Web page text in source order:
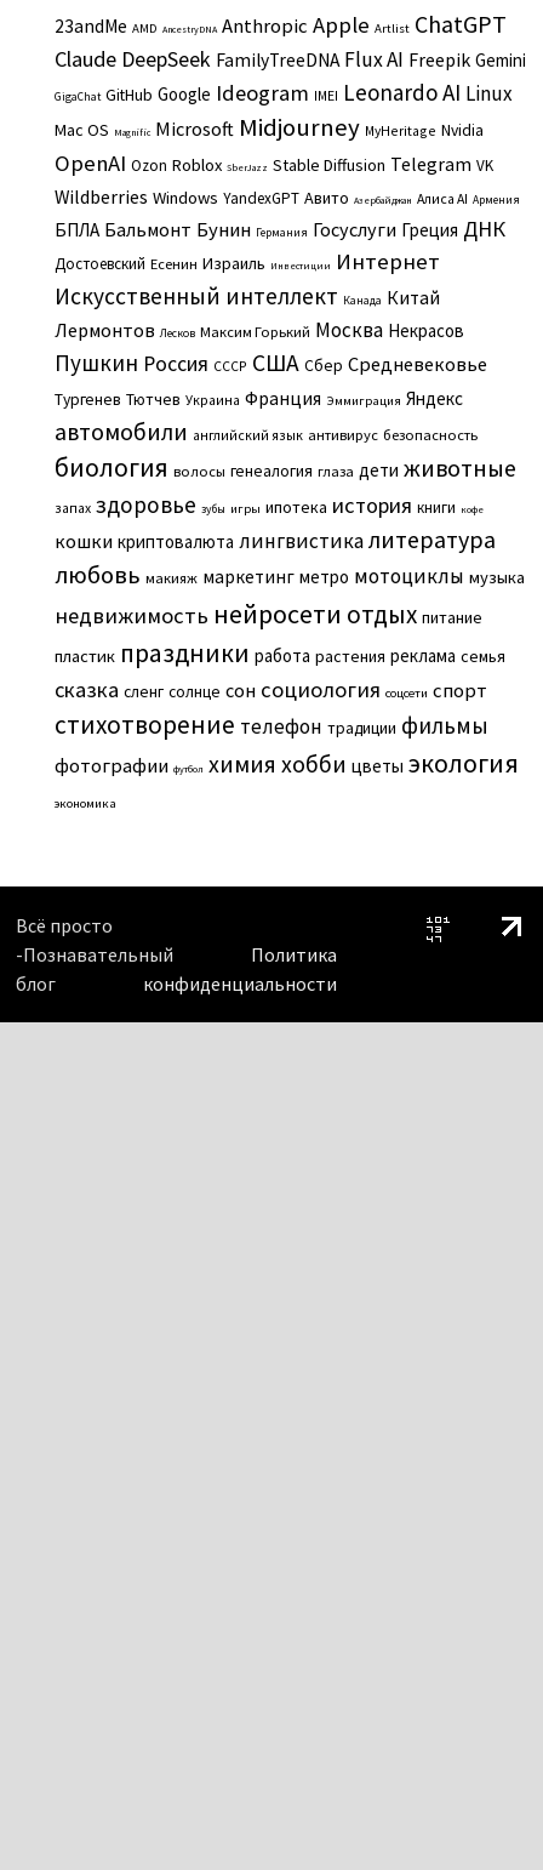
23andMe AMD AncestryDNA Anthropic Apple Artlist ChatGPT
Claude DeepSeek FamilyTreeDNA Flux AI Freepik Gemini
GigaChat GitHub Google Ideogram IMEI Leonardo AI Linux
Mac OS Magnific Microsoft Midjourney MyHeritage Nvidia
OpenAI Ozon Roblox SberJazz Stable Diffusion Telegram VK
Wildberries Windows YandexGPT Авито Азербайджан Алиса AI Армения
БПЛА Бальмонт Бунин Германия Госуслуги Греция ДНК
Достоевский Есенин Израиль Инвестиции Интернет
Искусственный интеллект Канада Китай
Лермонтов Лесков Максим Горький Москва Некрасов
Пушкин Россия СССР США Сбер Средневековье
Тургенев Тютчев Украина Франция Эммиграция Яндекс
автомобили английский язык антивирус безопасность
биология волосы генеалогия глаза дети животные
запах здоровье зубы игры ипотека история книги кофе
кошки криптовалюта лингвистикалитература
любовь макияж маркетинг метро мотоциклы музыка
недвижимость нейросети отдых питание
пластик праздники работа растения реклама семья
сказка сленг солнце сон социология соцсети спорт
стихотворение телефон традиции фильмы
фотографии футбол химия хобби цветы экология
экономика
Всё просто
-Познавательный
блог
Политика
конфиденциальности